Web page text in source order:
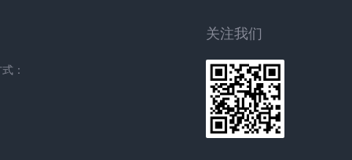
：
关注我们